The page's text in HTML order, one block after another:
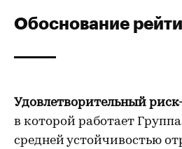
Обоснование
Удовлетворительный
в которой работает
средней устойчивостью